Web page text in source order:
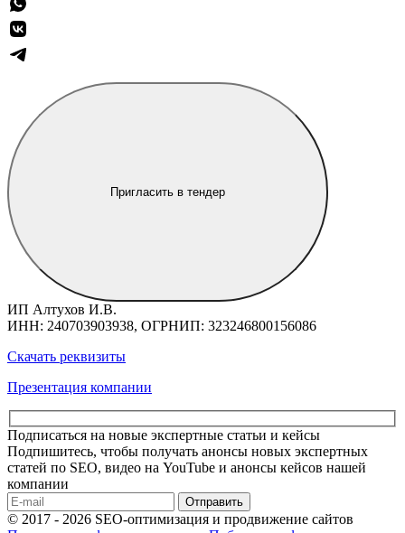
Пригласить в тендер
ИП Алтухов И.В.
ИНН: 240703903938, ОГРНИП: 323246800156086
Скачать реквизиты
Презентация компании
Подписаться на новые экспертные статьи и кейсы
Подпишитесь, чтобы получать анонсы новых экспертных
статей по SEO, видео на YouTube и анонсы кейсов нашей
компании
Отправить
© 2017 - 2026 SEO-оптимизация и продвижение сайтов